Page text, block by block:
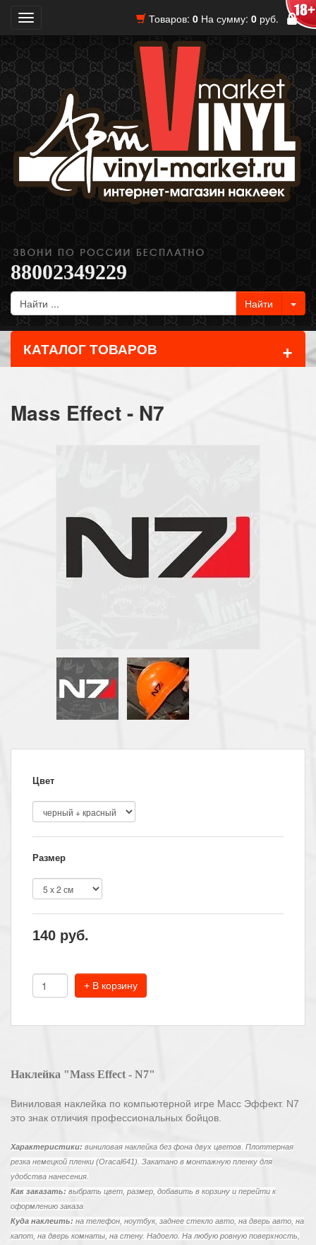
Товаров: 0 На сумму: 0 руб.
Toggle
navigation
88002349229
КАТАЛОГ ТОВАРОВ +
Mass Effect - N7
Цвет
Размер
140 руб.
+ В корзину
Наклейка "Mass Effect - N7"
Виниловая наклейка по компьютерной игре Масс Эффект. N7
это знак отличия профессиональных бойцов.
Характеристики: виниловая наклейка без фона двух цветов. Плоттерная
резка немецкой пленки (Oracal641). Закатано в монтажную пленку для
удобства нанесения.
Как заказать: выбрать цвет, размер, добавить в корзину и перейти к
оформлению заказа
Куда наклеить: на телефон, ноутбук, заднее стекло авто, на дверь авто, на
капот, на дверь комнаты, на стену. Надоело. На любую ровную поверхность,